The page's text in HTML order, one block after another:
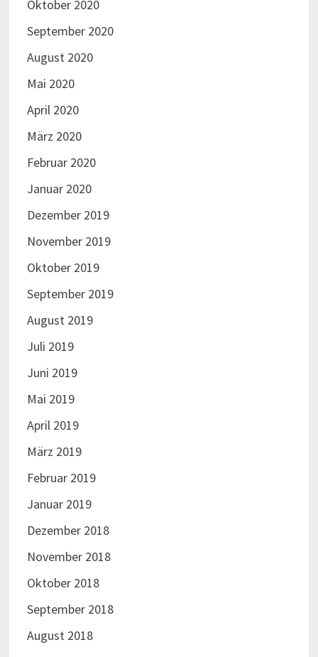
Oktober 2020
September 2020
August 2020
Mai 2020
April 2020
März 2020
Februar 2020
Januar 2020
Dezember 2019
November 2019
Oktober 2019
September 2019
August 2019
Juli 2019
Juni 2019
Mai 2019
April 2019
März 2019
Februar 2019
Januar 2019
Dezember 2018
November 2018
Oktober 2018
September 2018
August 2018